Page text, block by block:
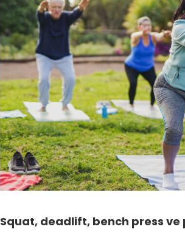
Squat, deadlift, bench press